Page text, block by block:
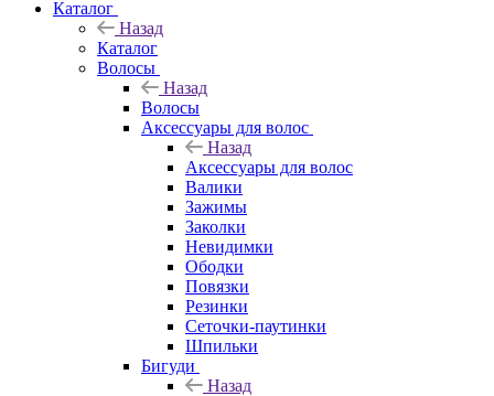
Каталог
Назад
Каталог
Волосы
Назад
Волосы
Аксессуары для волос
Назад
Аксессуары для волос
Валики
Зажимы
Заколки
Невидимки
Ободки
Повязки
Резинки
Сеточки-паутинки
Шпильки
Бигуди
Назад